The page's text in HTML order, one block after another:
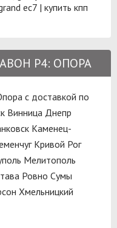
ec7 | купить кпп
Р4: ОПОРА
с доставкой по
Винница Днепр
Каменец-
Кривой Рог
Мелитополь
Ровно Сумы
Хмельницкий